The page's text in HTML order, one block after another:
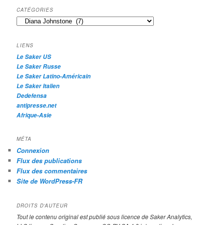
h
e
r
h
e
CATÉGORIES
Catégories
LIENS
Le Saker US
Le Saker Russe
Le Saker Latino-Américain
Le Saker Italien
Dedefensa
antipresse.net
Afrique-Asie
MÉTA
Connexion
Flux des publications
Flux des commentaires
Site de WordPress-FR
DROITS D’AUTEUR
Tout le contenu original est publié sous licence de Saker Analytics,